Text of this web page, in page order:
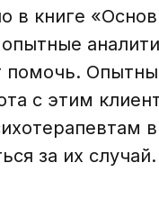
в книге
с этим
за их случай.